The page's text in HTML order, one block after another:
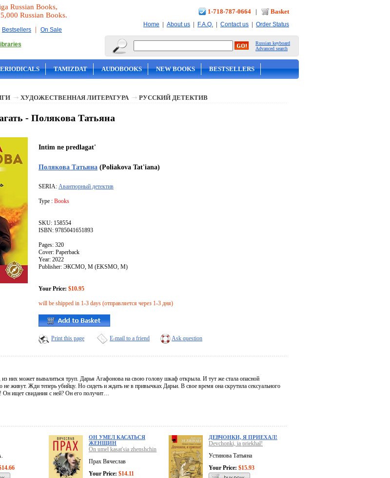
Russian Books,
Russian Books.
Bestsellers | On Sale
1-718-787-0664 | Basket
Home | About us | F.A.Q. | Contact us | Order Status
Russian keyboard
Advanced search
TAMIZDAT AUDOBOOKS NEW BOOKS BESTSELLERS
ХУДОЖЕСТВЕННАЯ ЛИТЕРАТУРА РУССКИЙ ДЕТЕКТИВ
- Полякова Татьяна
Intim ne predlagat'
Полякова Татьяна (Poliakova Tat'iana)
SERIA: Авантюрный детектив
Type : Books
SKU: 158554
ISBN: 9785041651893
Pages: 320
Cover: Paperback
Year: 2022
Publisher: ЭКСМО, М (EKSMO, M)
Your Price: $10.95
will be shipped in 1-3 days (отправляется через 1-3 дня)
Print this page E-mail to a friend Ask question
них может вывалиться труп. Дарья Агафонова на свою голову шкаф открыла. И тут же стала опасной
не живут. Жди теперь убийцу. Но сидеть и ждать не в привычках Дарьи. В свое время она скрутила сексуального
Он ищет свидания с ней? Он его получит…
ОН УМЕЛ КАСАТЬСЯ
ЖЕНЩИН
On umel kasat'sia zhenshchin
Прах Вячеслав
Your Price: $14.11
ДЕВЧОНКИ, Я ПРИЕХАЛ!
Devchonki, ia priekhal!
Устинова Татьяна
Your Price: $15.93